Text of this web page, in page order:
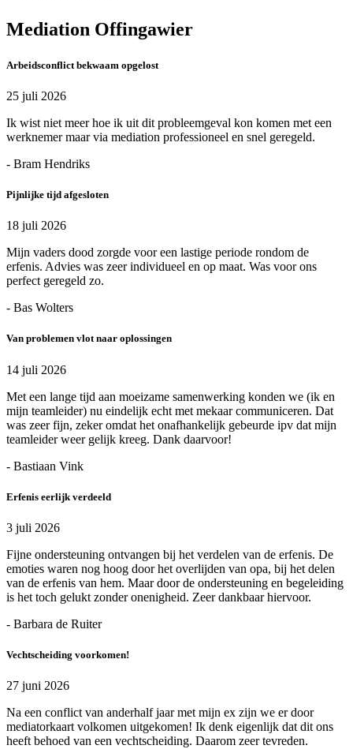
Mediation Offingawier
Arbeidsconflict bekwaam opgelost
25 juli 2026
Ik wist niet meer hoe ik uit dit probleemgeval kon komen met een
werknemer maar via mediation professioneel en snel geregeld.
- Bram Hendriks
Pijnlijke tijd afgesloten
18 juli 2026
Mijn vaders dood zorgde voor een lastige periode rondom de
erfenis. Advies was zeer individueel en op maat. Was voor ons
perfect geregeld zo.
- Bas Wolters
Van problemen vlot naar oplossingen
14 juli 2026
Met een lange tijd aan moeizame samenwerking konden we (ik en
mijn teamleider) nu eindelijk echt met mekaar communiceren. Dat
was zeer fijn, zeker omdat het onafhankelijk gebeurde ipv dat mijn
teamleider weer gelijk kreeg. Dank daarvoor!
- Bastiaan Vink
Erfenis eerlijk verdeeld
3 juli 2026
Fijne ondersteuning ontvangen bij het verdelen van de erfenis. De
emoties waren nog hoog door het overlijden van opa, bij het delen
van de erfenis van hem. Maar door de ondersteuning en begeleiding
is het toch gelukt zonder onenigheid. Zeer dankbaar hiervoor.
- Barbara de Ruiter
Vechtscheiding voorkomen!
27 juni 2026
Na een conflict van anderhalf jaar met mijn ex zijn we er door
mediatorkaart volkomen uitgekomen! Ik denk eigenlijk dat dit ons
heeft behoed van een vechtscheiding. Daarom zeer tevreden.